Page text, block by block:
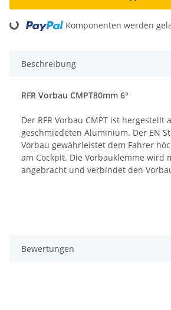
Loading... Komponenten werden
Beschreibung
RFR Vorbau CMPT80mm 6°
Der RFR Vorbau CMPT ist hergestellt
geschmiedeten Aluminium. Der EN
Vorbau gewährleistet dem Fahrer
am Cockpit. Die Vorbauklemme wird
angebracht und verbindet den
Bewertungen